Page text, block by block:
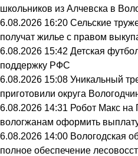
школьников из Алчевска в
6.08.2026 16:20 Сельские
получат жилье с правом
6.08.2026 15:42 Детская
поддержку РФС
6.08.2026 15:08 Уникальный
приготовили округа
6.08.2026 14:31 Робот Макс на
вологжанам оформить
6.08.2026 14:00 Вологодская
полное обеспечение